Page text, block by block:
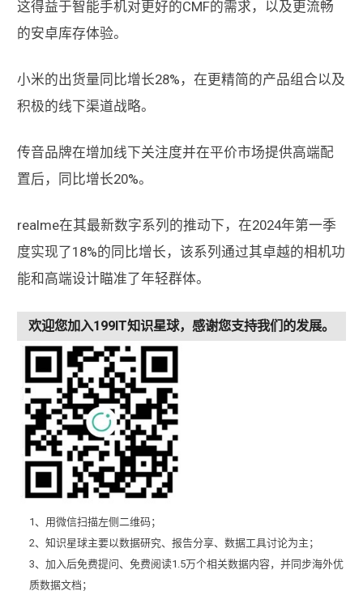
这得益于智能手机对更好的CMF的需求，以及更流畅
的安卓库存体验。
小米的出货量同比增长28%，在更精简的产品组合以及
积极的线下渠道战略。
传音品牌在增加线下关注度并在平价市场提供高端配
置后，同比增长20%。
realme在其最新数字系列的推动下，在2024年第一季
度实现了18%的同比增长，该系列通过其卓越的相机功
能和高端设计瞄准了年轻群体。
欢迎您加入199IT知识星球，感谢您支持我们的发展。
1、用微信扫描左侧二维码；
2、知识星球主要以数据研究、报告分享、数据工具讨论为主；
3、加入后免费提问、免费阅读1.5万个相关数据内容，并同步海外优
质数据文档；